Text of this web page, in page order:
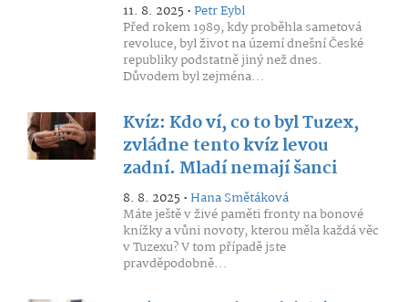
11. 8. 2025 •Petr Eybl
Před rokem 1989, kdy proběhla sametová
revoluce, byl život na území dnešní České
republiky podstatně jiný než dnes.
Důvodem byl zejména...
Kvíz: Kdo ví, co to byl Tuzex,
zvládne tento kvíz levou
zadní. Mladí nemají šanci
8. 8. 2025 •Hana Smětáková
Máte ještě v živé paměti fronty na bonové
knížky a vůni novoty, kterou měla každá věc
v Tuzexu? V tom případě jste
pravděpodobně...